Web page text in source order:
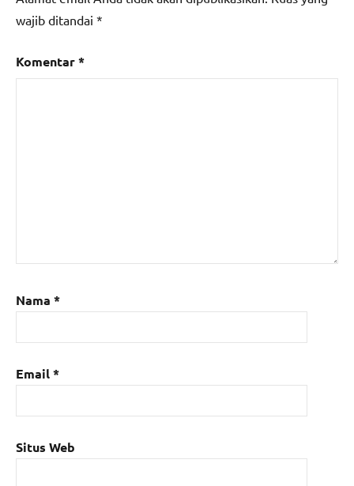
wajib ditandai *
Komentar*
Nama *
Email*
Situs Web